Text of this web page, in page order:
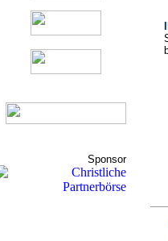
Sponsor